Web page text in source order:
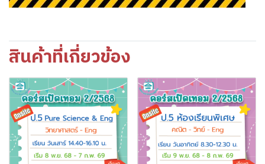
สินค้าที่เกี่ยวข้อง